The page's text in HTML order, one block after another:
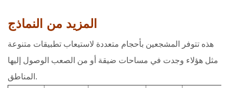
المزيد من النماذج
هذه تتوفر المشجعين بأحجام متعددة لاستيعاب تطبيقات متنوعة
مثل هؤلاء وجدت في مساحات ضيقة أو من الصعب الوصول إليها
المناطق.